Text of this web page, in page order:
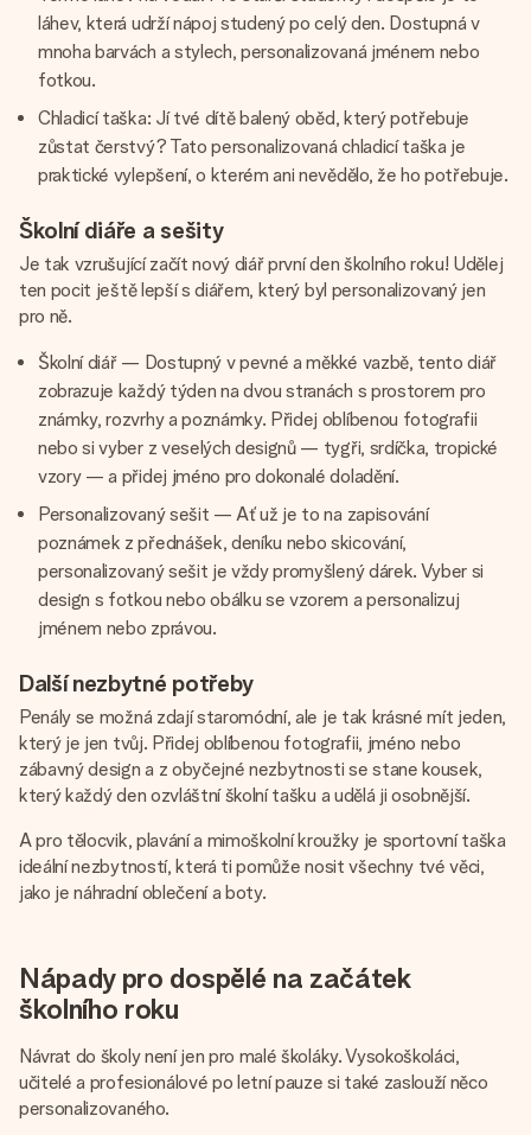
láhev, která udrží nápoj studený po celý den. Dostupná v
mnoha barvách a stylech, personalizovaná jménem nebo
fotkou.
Chladicí taška: Jí tvé dítě balený oběd, který potřebuje
zůstat čerstvý? Tato personalizovaná chladicí taška je
praktické vylepšení, o kterém ani nevědělo, že ho potřebuje.
Školní diáře a sešity
Je tak vzrušující začít nový diář první den školního roku! Udělej
ten pocit ještě lepší s diářem, který byl personalizovaný jen
pro ně.
Školní diář — Dostupný v pevné a měkké vazbě, tento diář
zobrazuje každý týden na dvou stranách s prostorem pro
známky, rozvrhy a poznámky. Přidej oblíbenou fotografii
nebo si vyber z veselých designů — tygři, srdíčka, tropické
vzory — a přidej jméno pro dokonalé doladění.
Personalizovaný sešit — Ať už je to na zapisování
poznámek z přednášek, deníku nebo skicování,
personalizovaný sešit je vždy promyšlený dárek. Vyber si
design s fotkou nebo obálku se vzorem a personalizuj
jménem nebo zprávou.
Další nezbytné potřeby
Penály se možná zdají staromódní, ale je tak krásné mít jeden,
který je jen tvůj. Přidej oblíbenou fotografii, jméno nebo
zábavný design a z obyčejné nezbytnosti se stane kousek,
který každý den ozvláštní školní tašku a udělá ji osobnější.
A pro tělocvik, plavání a mimoškolní kroužky je sportovní taška
ideální nezbytností, která ti pomůže nosit všechny tvé věci,
jako je náhradní oblečení a boty.
Nápady pro dospělé na začátek
školního roku
Návrat do školy není jen pro malé školáky. Vysokoškoláci,
učitelé a profesionálové po letní pauze si také zaslouží něco
personalizovaného.